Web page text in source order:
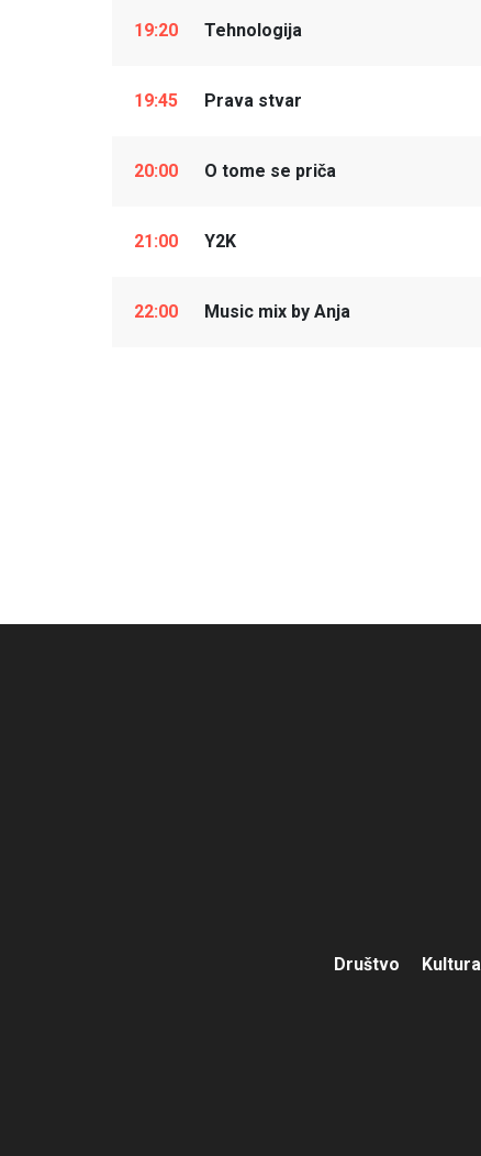
19:20 Tehnologija
19:45 Prava stvar
20:00 O tome se priča
21:00 Y2K
22:00 Music mix by Anja
Društvo Kultura